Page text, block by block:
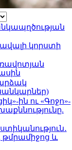
կորստի
ին ու «Գոջո»-
թմրամիջոց և